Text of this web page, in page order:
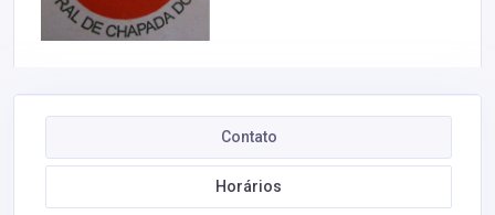
Contato
Horários